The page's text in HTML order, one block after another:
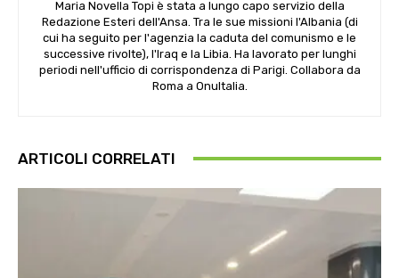
Maria Novella Topi è stata a lungo capo servizio della
Redazione Esteri dell'Ansa. Tra le sue missioni l'Albania (di
cui ha seguito per l'agenzia la caduta del comunismo e le
successive rivolte), l'Iraq e la Libia. Ha lavorato per lunghi
periodi nell'ufficio di corrispondenza di Parigi. Collabora da
Roma a OnuItalia.
ARTICOLI CORRELATI